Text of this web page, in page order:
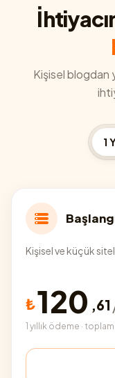
Kişisel blogdan
1
Kişisel ve küçük
₺120 ,61
1 yıllık ödeme ·